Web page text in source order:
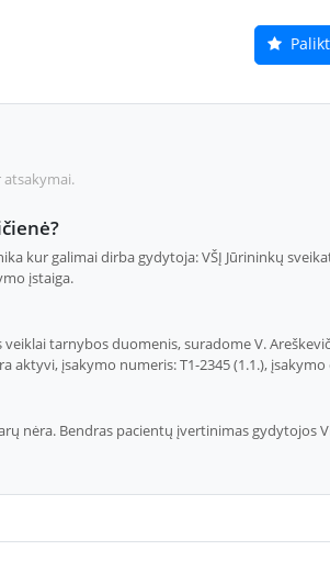
kur galimai dirba gydytoja: VŠĮ Jūrininkų
įstaiga.
tarnybos duomenis, suradome V.
aktyvi, įsakymo numeris: T1-2345 (1.1.), įsakymo
nėra. Bendras pacientų įvertinimas gydytojos